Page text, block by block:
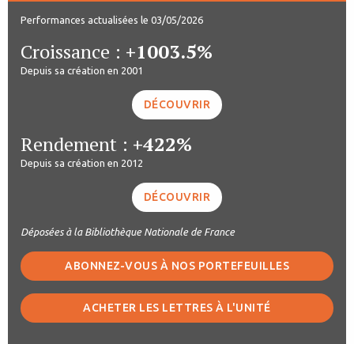
Performances actualisées le 03/05/2026
Croissance : +1003.5%
Depuis sa création en 2001
DÉCOUVRIR
Rendement : +422%
Depuis sa création en 2012
DÉCOUVRIR
Déposées à la Bibliothèque Nationale de France
ABONNEZ-VOUS À NOS PORTEFEUILLES
ACHETER LES LETTRES À L'UNITÉ